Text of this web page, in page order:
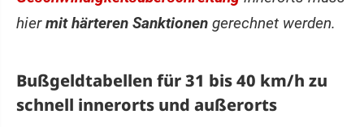
hiermit härteren Sanktionen gerechnet werden.
Bußgeldtabellen für 31 bis 40 km/h zu
schnell innerorts und außerorts